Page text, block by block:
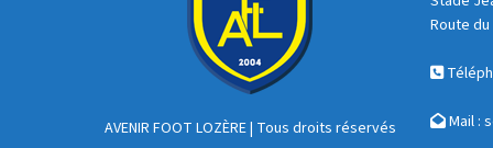
AVENIR FOOT LOZÈRE| Tous droits réservés
Route du
Mail :